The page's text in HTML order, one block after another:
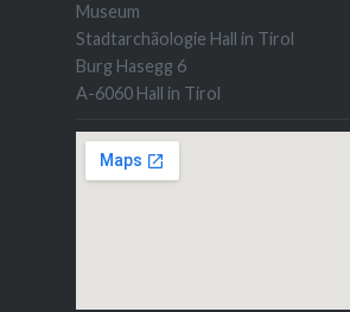
Museum
Stadtarchäologie Hall in Tirol
Burg Hasegg 6
A-6060 Hall in Tirol